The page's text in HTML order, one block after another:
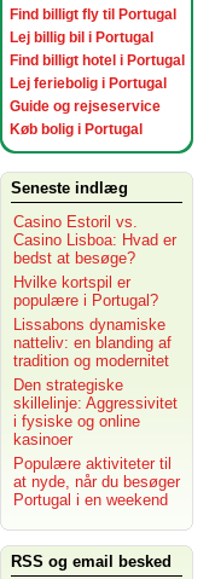
Find billigt fly til Portugal
Lej billig bil i Portugal
Find billigt hotel i Portugal
Lej feriebolig i Portugal
Guide og rejseservice
Køb bolig i Portugal
Seneste indlæg
Casino Estoril vs.
Casino Lisboa: Hvad er
bedst at besøge?
Hvilke kortspil er
populære i Portugal?
Lissabons dynamiske
natteliv: en blanding af
tradition og modernitet
Den strategiske
skillelinje: Aggressivitet
i fysiske og online
kasinoer
Populære aktiviteter til
at nyde, når du besøger
Portugal i en weekend
RSS og email besked